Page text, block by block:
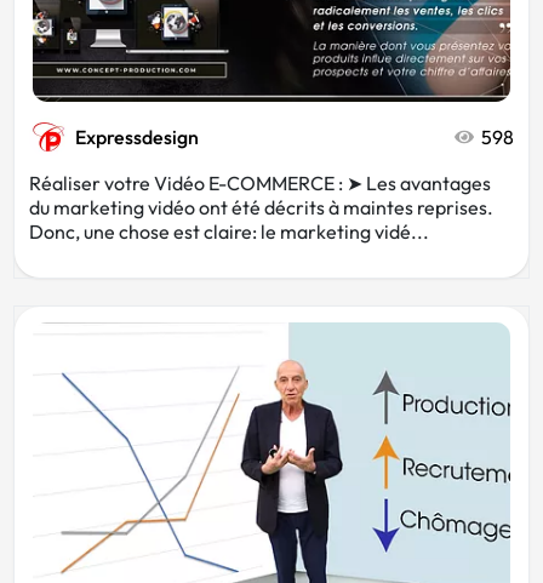
Expressdesign
598
Réaliser votre Vidéo E-COMMERCE : ➤ Les avantages
du marketing vidéo ont été décrits à maintes reprises.
Donc, une chose est claire: le marketing vidé...